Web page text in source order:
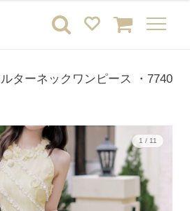
ターネックワンピース ・7740
1 / 11